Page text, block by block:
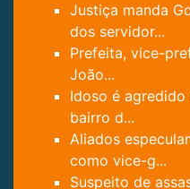
Justiça manda
dos servidor...
Prefeita, vice-
João...
Idoso é
bairro d...
Aliados
como vice-g...
Suspeito de